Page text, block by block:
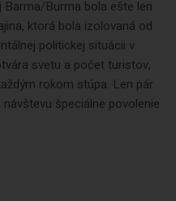
Burma bola ešte len
ktorá bola izolovaná od
politickej situácii v
svetu a počet turistov,
rokom stúpa. Len pár
špeciálne povolenie